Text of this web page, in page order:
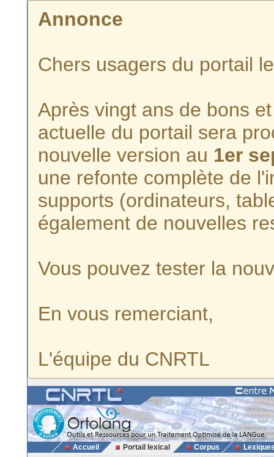
Annonce
Chers usagers du portail
Après vingt ans de bons
actuelle du portail sera
nouvelle version au 1er
une refonte complète de
supports (ordinateurs,
également de nouvelles
Vous pouvez tester la
En vous remerciant,
L'équipe du CNRTL
Accueil Portail lexical Corpus